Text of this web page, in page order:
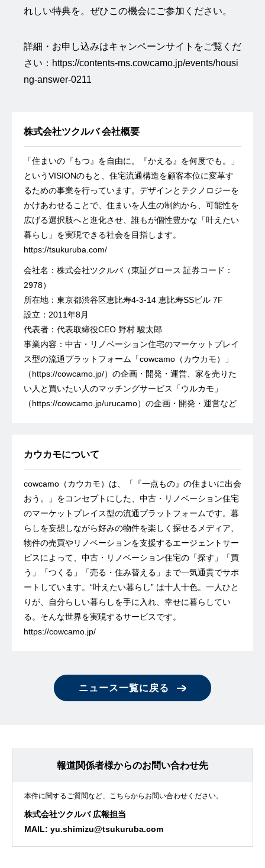
れしい特典を。ぜひこの機会にご参加ください。
詳細・お申し込みはキャンペーンサイトをご覧くだ
さい： https://contents-ms.cowcamo.jp/events/housi
ng-answer-0211
株式会社ツクルバ 会社概要
「住まいの『もつ』を自由に。『かえる』を何度でも。」
というVISIONのもと、住宅流通構造を顧客本位に変革す
るための事業を行っています。デザインとテクノロジーを
かけあわせることで、住まいを人生の制約から、可能性を
広げる選択肢へと進化させ、誰もが個性豊かな「叶えたい
暮らし」を実現できる社会を目指します。
https://tsukuruba.com/
会社名：株式会社ツクルバ（東証グロース 証券コード：
2978）
所在地：東京都渋谷区恵比寿4-3-14 恵比寿SSビル 7F
設立：2011年8月
代表者：代表取締役CEO 野村 駿太郎
事業内容：中古・リノベーション住宅のマーケットプレイ
ス型の流通プラットフォーム「cowcamo（カウカモ）」
（https://cowcamo.jp/）の企画・開発・運営、家を売りた
い人と買いたい人のマッチングサービス「ウルカモ」
（https://cowcamo.jp/urucamo）の企画・開発・運営など
カウカモについて
cowcamo（カウカモ）は、「『一点もの』の住まいに出会
おう。」をコンセプトにした、中古・リノベーション住宅
のマーケットプレイス型の流通プラットフォームです。暮
らしを妄想しながら好みの物件を楽しく探せるメディア、
物件の売買やリノベーションを支援するエージェントサー
ビスによって、中古・リノベーション住宅の「探す」「買
う」「つくる」「売る・住み替える」まで一気通貫でサポ
ートしています。“叶えたい暮らし” は十人十色。一人ひと
りが、自分らしい暮らしを手に入れ、幸せに暮らしてい
る。そんな世界を実現するサービスです。
https://cowcamo.jp/
ニュース一覧に戻る
報道関係者様からのお問い合わせ先
本件に関するご質問など、こちらからお問い合わせください。
株式会社ツクルバ 広報担当
MAIL: yu.shimizu@tsukuruba.com